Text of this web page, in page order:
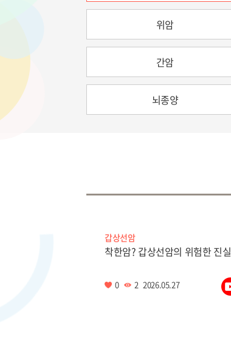
위암
간암
뇌종양
갑상선암
착한암? 갑상선암의 위험한 진실
0 2 2026.05.27